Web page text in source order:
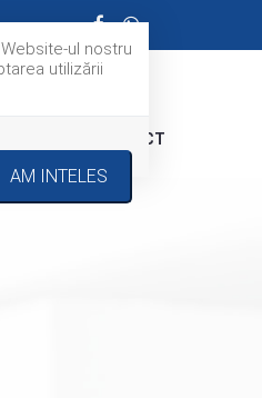
ul nostru
utilizării
AM INTELES
CONTACT